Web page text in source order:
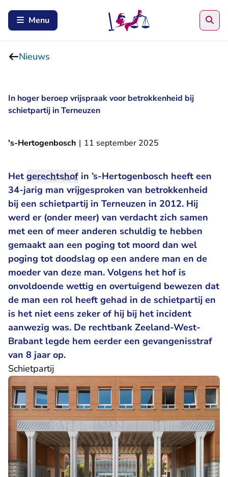
Menu
Nieuws
In hoger beroep vrijspraak voor betrokkenheid bij
schietpartij in Terneuzen
's-Hertogenbosch | 11 september 2025
Het gerechtshof in ’s-Hertogenbosch heeft een
34-jarig man vrijgesproken van betrokkenheid
bij een schietpartij in Terneuzen in 2012. Hij
werd er (onder meer) van verdacht zich samen
met een of meer anderen schuldig te hebben
gemaakt aan een poging tot moord dan wel
poging tot doodslag op een andere man en de
moeder van deze man. Volgens het hof is
onvoldoende wettig en overtuigend bewezen dat
de man een rol heeft gehad in de schietpartij en
is het niet eens zeker of hij bij het incident
aanwezig was. De rechtbank Zeeland-West-
Brabant- U verlaat Rechtspraak.nl, opent in een
legde hem eerder een gevangenisstraf
van 8 jaar op.
Schietpartij